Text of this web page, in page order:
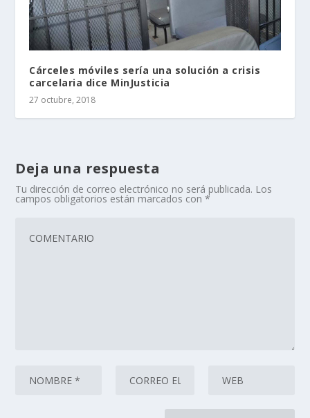
Cárceles móviles sería una solución a crisis
carcelaria dice MinJusticia
27 octubre, 2018
Deja una respuesta
Tu dirección de correo electrónico no será publicada. Los
campos obligatorios están marcados con*